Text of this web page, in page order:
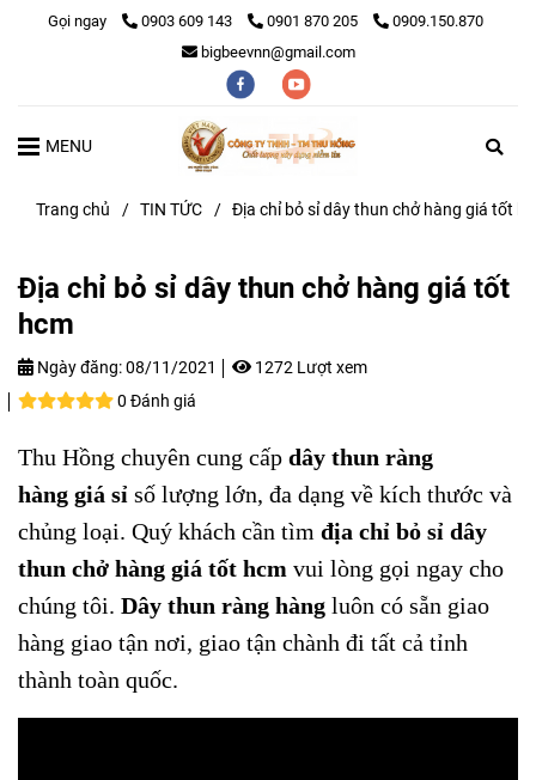
Gọi ngay 0903 609 143 0901 870 205
0909.150.870
bigbeevnn@gmail.com
MENU
Trang chủ / TIN TỨC / Địa chỉ bỏ sỉ dây thun chở hàng giá tốt
Địa chỉ bỏ sỉ dây thun chở hàng giá tốt
hcm
Ngày đăng:08/11/2021
1272 Lượt xem
0 Đánh giá
Thu Hồng chuyên cung cấp dây thun ràng
hàng giá sỉ số lượng lớn, đa dạng về kích thước và
chủng loại. Quý khách cần tìm địa chỉ bỏ sỉ dây
thun chở hàng giá tốt hcm vui lòng gọi ngay cho
chúng tôi. Dây thun ràng hàng luôn có sẵn giao
hàng giao tận nơi, giao tận chành đi tất cả tỉnh
thành toàn quốc.